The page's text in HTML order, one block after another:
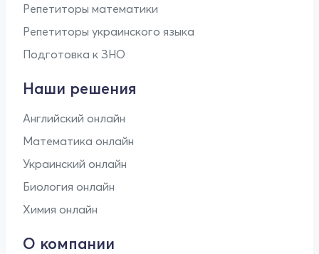
Репетиторы математики
Репетиторы украинского языка
Подготовка к ЗНО
Наши решения
Английский онлайн
Математика онлайн
Украинский онлайн
Биология онлайн
Химия онлайн
О компании